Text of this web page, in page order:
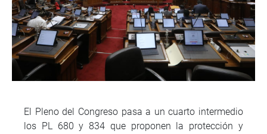
El Pleno del Congreso pasa a un cuarto intermedio
los PL 680 y 834 que proponen la protección y